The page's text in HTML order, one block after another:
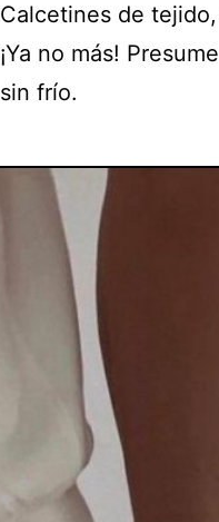
Calcetines de
¡Ya no más!
sin frío.